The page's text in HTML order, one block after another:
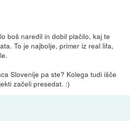
boš naredil in dobil plačilo, kaj te
To je najbolje, primer iz real lifa,
Slovenije pa ste? Kolega tudi išče
začeli presedat. :)